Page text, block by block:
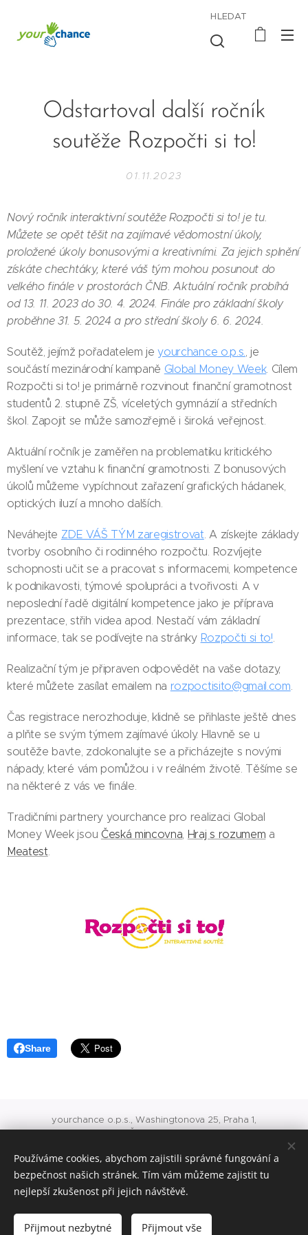
HLEDAT
Odstartoval další ročník
soutěže Rozpočti si to!
01.11.2023
Nový ročník interaktivní soutěže Rozpočti si to! je tu.
Můžete se opět těšit na zajímavé vědomostní úkoly,
proložené úkoly bonusovými a kreativními. Za jejich splnění
získáte chechtáky, které váš tým mohou posunout do
velkého finále v prostorách ČNB. Aktuální ročník probíhá
od 13. 11. 2023 do 30. 4. 2024. Finále pro základní školy
proběhne 31. 5. 2024 a pro střední školy 6. 6. 2024.
Soutěž, jejímž pořadatelem jeyourchance o.p.s., je
součástí mezinárodní kampaně Global Money Week. Cílem
Rozpočti si to! je primárně rozvinout finanční gramotnost
studentů 2. stupně ZŠ, víceletých gymnázií a středních
škol. Zapojit se může samozřejmě i široká veřejnost.
Aktuální ročník je zaměřen na problematiku kritického
myšlení ve vztahu k finanční gramotnosti. Z bonusových
úkolů můžeme vypíchnout zařazení grafických hádanek,
optických iluzí a mnoho dalších.
Neváhejte ZDE VÁŠ TÝM zaregistrovat. A získejte základy
tvorby osobního či rodinného rozpočtu. Rozvíjejte
schopnosti učit se a pracovat s informacemi, kompetence
k podnikavosti, týmové spolupráci a tvořivosti. A v
neposlední řadě digitální kompetence jako je příprava
prezentace, střih videa apod. Nestačí vám základní
informace, tak se podívejte na stránky Rozpočti si to!.
Realizační tým je připraven odpovědět na vaše dotazy,
které můžete zasílat emailem na rozpoctisito@gmail.com.
Čas registrace nerozhoduje, klidně se přihlaste ještě dnes
a plňte se svým týmem zajímavé úkoly. Hlavně se u
soutěže bavte, zdokonalujte se a přicházejte s novými
nápady, které vám pomůžou i v reálném životě. Těšíme se
na některé z vás ve finále.
Tradičními partnery yourchance pro realizaci Global
Money Week jsou Česká mincovna, Hraj s rozumem a
Meatest.
Share
yourchance o.p.s., Washingtonova 25, Praha 1,
IČ: 24717975
office@yourchance.cz
konto veřejné sbírky 8418245001/5500
Cookies
Používáme cookies, abychom zajistili správné fungování a
bezpečnost našich stránek. Tím vám můžeme zajistit tu
nejlepší zkušenost při jejich návštěvě.
Přijmout nezbytné Přijmout vše